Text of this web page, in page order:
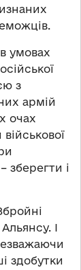
умовах
з
армій
очах
зберегти і
І
здобутки